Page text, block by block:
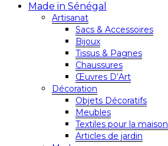
Made in Sénégal
Artisanat
Sacs & Accessoires
Bijoux
Tissus & Pagnes
Chaussures
Œuvres D’Art
Décoration
Objets Décoratifs
Meubles
Textiles pour la maison
Articles de jardin